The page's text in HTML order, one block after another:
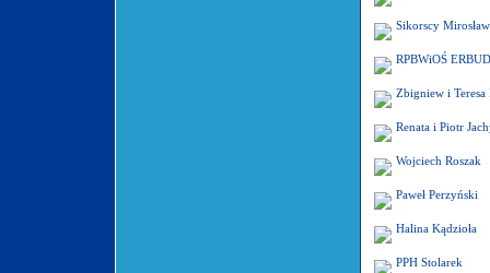
Sikorscy
RPBWiOŚ ERBUD
Zbigniew i Teresa
Renata i Piotr
Wojciech Roszak
Paweł Perzyński
Halina Kądzioła
PPH Stolarek